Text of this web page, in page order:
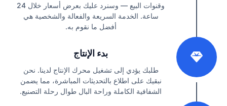
وقنوات البيع — وسنرد عليك بعرض أسعار خلال 24
ساعة. الخدمة السريعة والفعالة والشخصية هي
أفضل ما نقوم به.
بدء الإنتاج
طلبك يؤدي إلى تشغيل محرك الإنتاج لدينا. نحن
نبقيك على اطلاع بالتحديثات المباشرة، مما يضمن
الشفافية الكاملة وراحة البال طوال رحلة التصنيع.